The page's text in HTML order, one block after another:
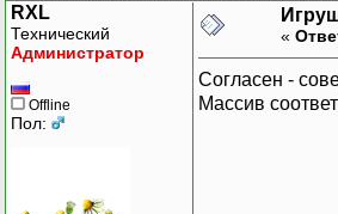
RXL
Технический
Администратор
Offline
Пол:
«
Согласен -
Массив